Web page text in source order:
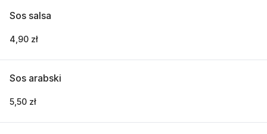
Sos salsa
4,90 zł
Sos arabski
5,50 zł